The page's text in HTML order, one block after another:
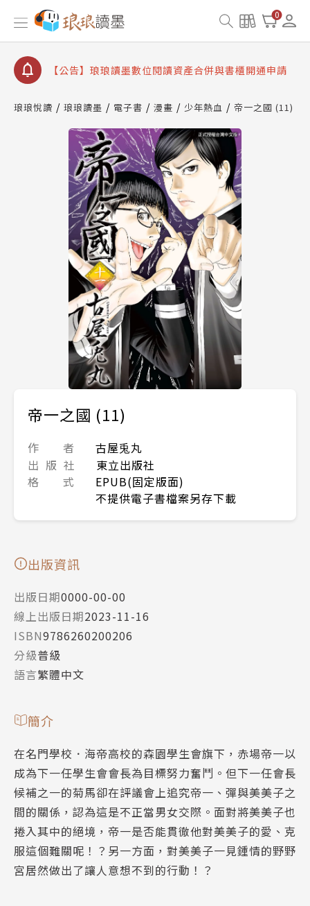
0
【公告】因 Readmoo 讀墨系統維護中，本站同步暫
停部分閱讀服務
【公告】琅琅讀墨書櫃開通常見問題
請圖文教學
【公告】琅琅書店服務升級重要說明及資產合併結果
【公告】因 Readmoo 讀墨系統維護中，本站同步暫
停部分閱讀服務
琅琅悅讀 琅琅讀墨 電子書 漫畫 少年熱血 帝一之國 (11)
帝一之國 (11)
作 者
古屋兎丸
出 版 社
東立出版社
格 式
EPUB(固定版面)
不提供電子書檔案另存下載
出版資訊
出版日期0000-00-00
線上出版日期2023-11-16
ISBN9786260200206
分級普級
語言繁體中文
簡介
在名門學校．海帝高校的森園學生會旗下，赤場帝一以
成為下一任學生會會長為目標努力奮鬥。但下一任會長
候補之一的菊馬卻在評議會上追究帝一、彈與美美子之
間的關係，認為這是不正當男女交際。面對將美美子也
捲入其中的絕境，帝一是否能貫徹他對美美子的愛、克
服這個難關呢！？另一方面，對美美子一見鍾情的野野
宮居然做出了讓人意想不到的行動！？